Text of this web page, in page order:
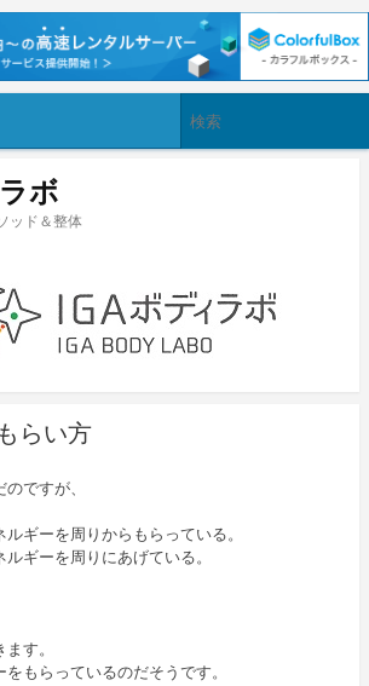
ボ
ッド＆整体
らい方
ですが、
ギーを周りからもらっている。
ギーを周りにあげている。
す。
もらっているのだそうです。